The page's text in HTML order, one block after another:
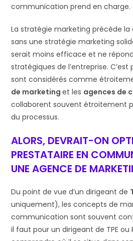
communication prend en charge.
La stratégie marketing précède
sans une stratégie marketing
serait moins efficace et ne
stratégiques de l’entreprise.
sont considérés comme
de marketinget les agences de
collaborent souvent étroitement
du processus.
ALORS, DEVRAIT-ON
PRESTATAIRE EN
UNE AGENCE DE
Du point de vue d’un dirigeant de
uniquement), les concepts de
communication sont souvent
il faut pour un dirigeant de TPE ou